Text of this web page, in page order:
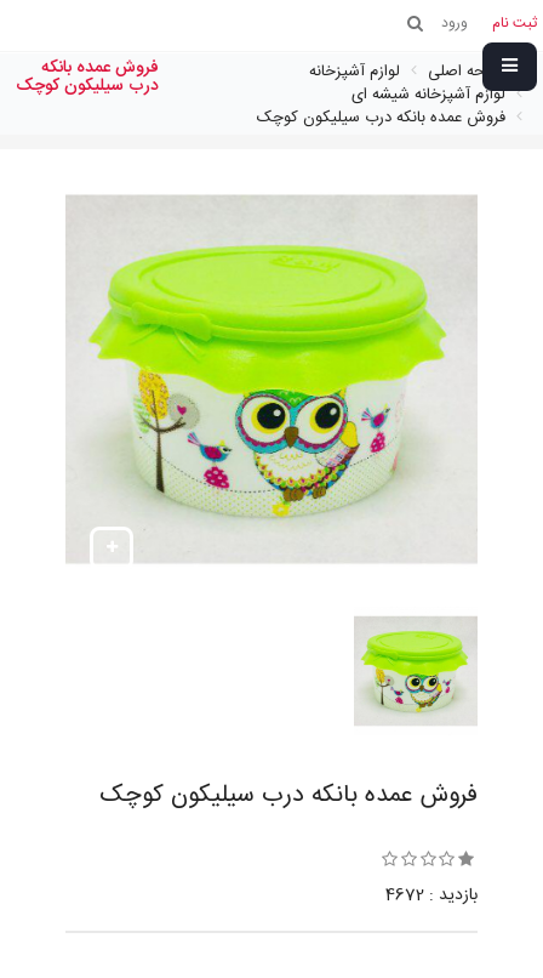
ثبت نام ورود
صفحه اصلی
لوازم آشپزخانه
لوازم آشپزخانه شیشه ای
فروش عمده بانکه درب سیلیکون کوچک
فروش عمده بانکه
درب سیلیکون کوچک
فروش عمده بانکه درب سیلیکون کوچک
بازدید : 4672